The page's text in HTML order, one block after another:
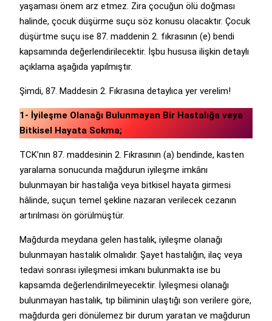
yaşaması önem arz etmez. Zira çocuğun ölü doğması
halinde, çocuk düşürme suçu söz konusu olacaktır. Çocuk
düşürtme suçu ise 87. maddenin 2. fıkrasının (e) bendi
kapsamında değerlendirilecektir. İşbu hususa ilişkin detaylı
açıklama aşağıda yapılmıştır.
Şimdi, 87. Maddesin 2. Fıkrasına detaylıca yer verelim!
1- İyileşme Olanağı Bulunmayan Bir Hastalığa veya
Bitkisel Hayata Sokma;
TCK’nın 87. maddesinin 2. Fıkrasının (a) bendinde, kasten
yaralama sonucunda mağdurun iyileşme imkânı
bulunmayan bir hastalığa veya bitkisel hayata girmesi
hâlinde, suçun temel şekline nazaran verilecek cezanın
artırılması ön görülmüştür.
Mağdurda meydana gelen hastalık, iyileşme olanağı
bulunmayan hastalık olmalıdır. Şayet hastalığın, ilaç veya
tedavi sonrası iyileşmesi imkanı bulunmakta ise bu
kapsamda değerlendirilmeyecektir. İyileşmesi olanağı
bulunmayan hastalık, tıp biliminin ulaştığı son verilere göre,
mağdurda geri dönülemez bir durum yaratan ve mağdurun